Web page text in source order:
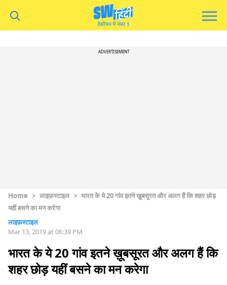
ADVERTISEMENT
Home > लाइफ़स्टाइल > भारत के ये 20 गांव इतने ख़ूबसूरत और अलग हैं कि शहर छोड़
यहीं बसने का मन करेगा
लाइफ़स्टाइल
Mar 13, 2019 at 06:39 PM
भारत के ये 20 गांव इतने ख़ूबसूरत और अलग हैं कि
शहर छोड़ यहीं बसने का मन करेगा